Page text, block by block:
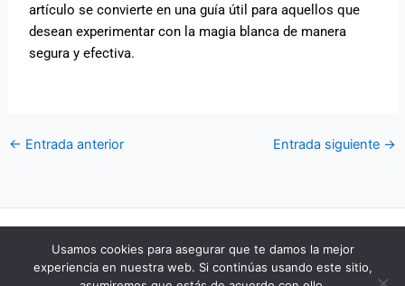
artículo se convierte en una guía útil para aquellos que
desean experimentar con la magia blanca de manera
segura y efectiva.
← Entrada anterior Entrada siguiente →
POLÍTICA DE PRIVACIDAD
AVISO LEGAL
Usamos cookies para asegurar que te damos la mejor
experiencia en nuestra web. Si continúas usando este sitio,